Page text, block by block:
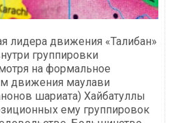
лидера движения «Талибан»
группировки
на формальное
движения маулави
шариата) Хайбатуллы
ему группировок